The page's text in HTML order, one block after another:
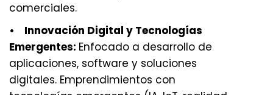
comerciales.
• Innovación Digital y Tecnologías
Emergentes: Enfocado a desarrollo de
aplicaciones, software y soluciones
digitales. Emprendimientos con